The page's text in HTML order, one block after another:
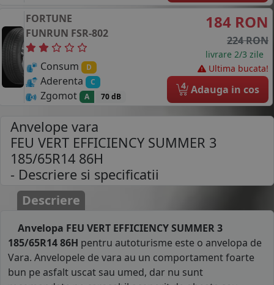
FORTUNE
FUNRUN FSR-802
Consum D
Aderenta C
Zgomot A 70 dB
184 RON
224 RON
livrare 2/3 zile
Ultima bucata!
4 Adauga in cos
Anvelope vara
FEU VERT EFFICIENCY SUMMER 3
185/65R14 86H
- Descriere si specificatii
Descriere
Anvelopa FEU VERT EFFICIENCY SUMMER 3
185/65R14 86H pentru autoturisme este o anvelopa de
Vara. Anvelopele de vara au un comportament foarte
bun pe asfalt uscat sau umed, dar nu sunt